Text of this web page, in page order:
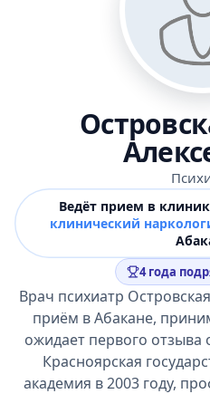
Ведёт прием в
клинический
4 года
Врач психиатр
приём в Абакане,
ожидает первого
Красноярская
академия в 2003 году,